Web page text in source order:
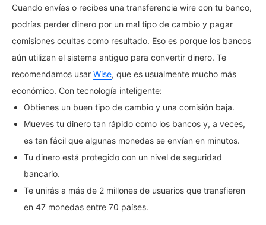
Cuando envías o recibes una transferencia wire con tu banco,
podrías perder dinero por un mal tipo de cambio y pagar
comisiones ocultas como resultado. Eso es porque los bancos
aún utilizan el sistema antiguo para convertir dinero. Te
recomendamos usar Wise, que es usualmente mucho más
económico. Con tecnología inteligente:
Obtienes un buen tipo de cambio y una comisión baja.
Mueves tu dinero tan rápido como los bancos y, a veces,
es tan fácil que algunas monedas se envían en minutos.
Tu dinero está protegido con un nivel de seguridad
bancario.
Te unirás a más de 2 millones de usuarios que transfieren
en 47 monedas entre 70 países.